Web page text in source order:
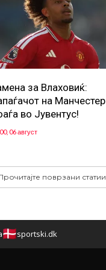
за Влаховиќ:
на Манчестер
во Јувентус!
06 август
поврзани статии
sportski.dk